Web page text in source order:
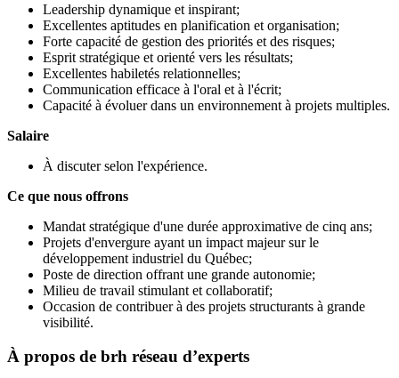
Leadership dynamique et inspirant;
Excellentes aptitudes en planification et organisation;
Forte capacité de gestion des priorités et des risques;
Esprit stratégique et orienté vers les résultats;
Excellentes habiletés relationnelles;
Communication efficace à l'oral et à l'écrit;
Capacité à évoluer dans un environnement à projets multiples.
Salaire
À discuter selon l'expérience.
Ce que nous offrons
Mandat stratégique d'une durée approximative de cinq ans;
Projets d'envergure ayant un impact majeur sur le
développement industriel du Québec;
Poste de direction offrant une grande autonomie;
Milieu de travail stimulant et collaboratif;
Occasion de contribuer à des projets structurants à grande
visibilité.
À propos de brh réseau d’experts